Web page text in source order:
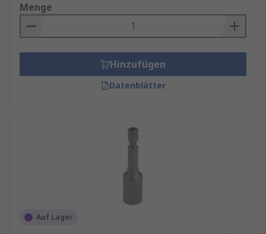
Menge
Hinzufügen
Datenblätter
Auf Lager